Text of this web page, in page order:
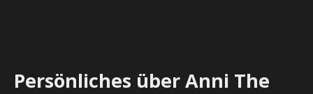
Persönliches über Anni The